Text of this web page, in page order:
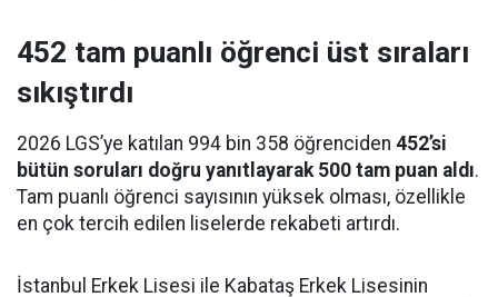
452 tam puanlı öğrenci üst sıraları
sıkıştırdı
2026 LGS’ye katılan 994 bin 358 öğrenciden 452’si
bütün soruları doğru yanıtlayarak 500 tam puan aldı.
Tam puanlı öğrenci sayısının yüksek olması, özellikle
en çok tercih edilen liselerde rekabeti artırdı.
İstanbul Erkek Lisesi ile Kabataş Erkek Lisesinin